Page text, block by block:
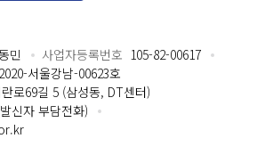
민 사업자등록번호 105-82-00617
서울강남-00623호
로69길 5 (삼성동, DT센터)
신자 부담전화)